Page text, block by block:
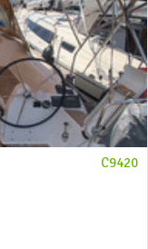
C9420